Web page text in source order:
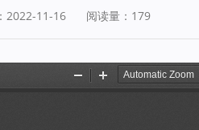
2022-11-16 阅读量： 179